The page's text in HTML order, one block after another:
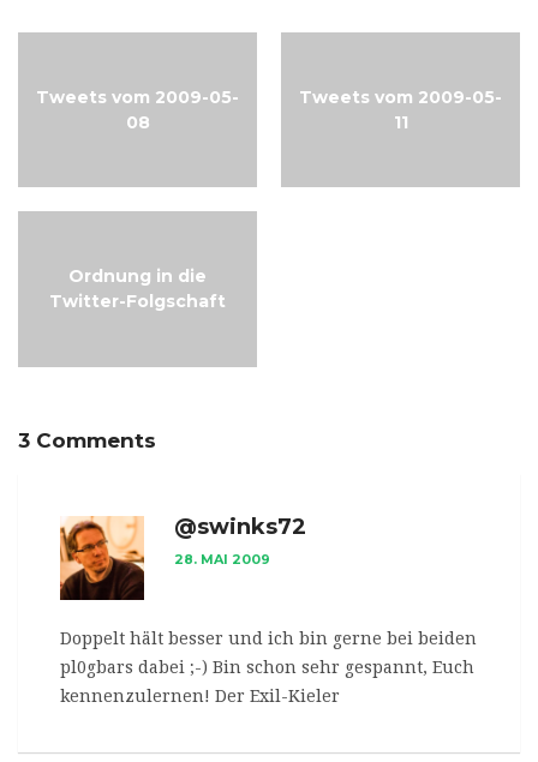
Tweets vom 2009-05-
08
Tweets vom 2009-05-
11
Ordnung in die
Twitter-Folgschaft
3 Comments
@swinks72
28. MAI 2009
Doppelt hält besser und ich bin gerne bei beiden
pl0gbars dabei ;-) Bin schon sehr gespannt, Euch
kennenzulernen! Der Exil-Kieler